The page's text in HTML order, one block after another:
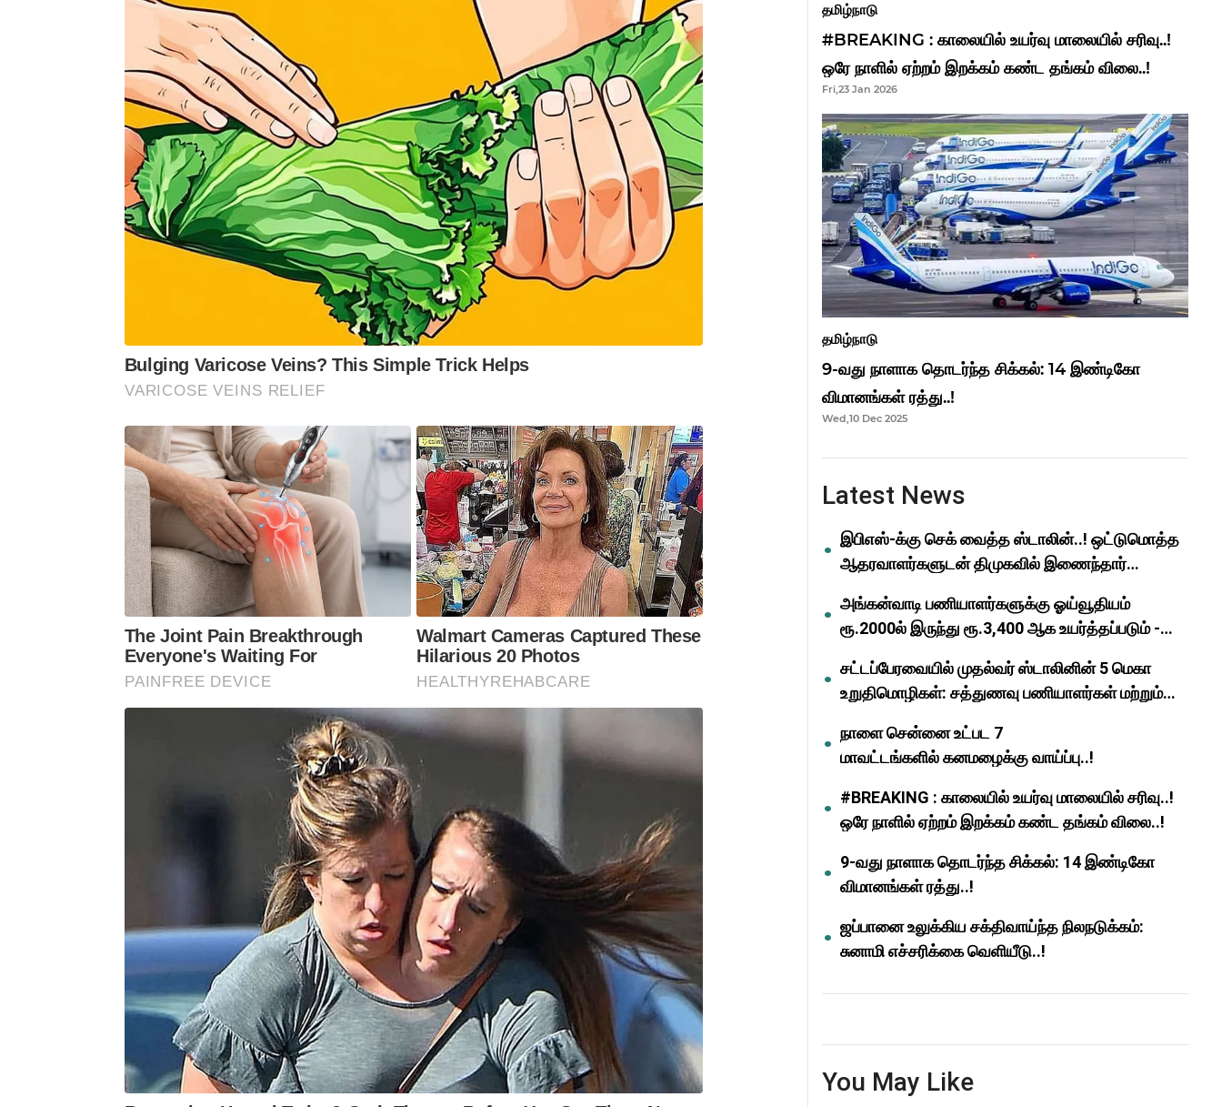
தமிழ்நாடு
#BREAKING : காலையில் உயர்வு மாலையில் சரிவு..!
ஒரே நாளில் ஏற்றம் இறக்கம் கண்ட தங்கம் விலை..!
Fri,23 Jan 2026
தமிழ்நாடு
9-வது நாளாக தொடர்ந்த சிக்கல்: 14 இண்டிகோ
விமானங்கள் ரத்து..!
Wed,10 Dec 2025
Latest News
இபிஎஸ்-க்கு செக் வைத்த ஸ்டாலின்..! ஒட்டுமொத்த
ஆதரவாளர்களுடன் திமுகவில் இணைந்தார்
அங்கன்வாடி பணியாளர்களுக்கு ஓய்வூதியம்
ரூ.2000ல் இருந்து ரூ.3,400 ஆக உயர்த்தப்படும் -
சட்டப்பேரவையில் முதல்வர் ஸ்டாலினின் 5 மெகா
உறுதிமொழிகள்: சத்துணவு பணியாளர்கள் மற்றும்
நாளை சென்னை உட்பட 7
மாவட்டங்களில் கனமழைக்கு வாய்ப்பு..!
#BREAKING : காலையில் உயர்வு மாலையில் சரிவு..!
ஒரே நாளில் ஏற்றம் இறக்கம் கண்ட தங்கம் விலை..!
9-வது நாளாக தொடர்ந்த சிக்கல்: 14 இண்டிகோ
விமானங்கள் ரத்து..!
ஜப்பானை உலுக்கிய சக்திவாய்ந்த நிலநடுக்கம்:
சுனாமி எச்சரிக்கை வெளியீடு..!
You May Like